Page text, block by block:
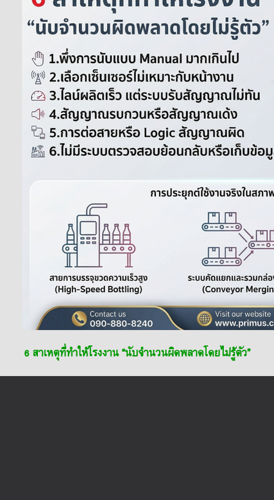
6 สาเหตุที่ทำให้โรงงาน “นับจำนวนผิดพลาดโดยไม่รู้ตัว”